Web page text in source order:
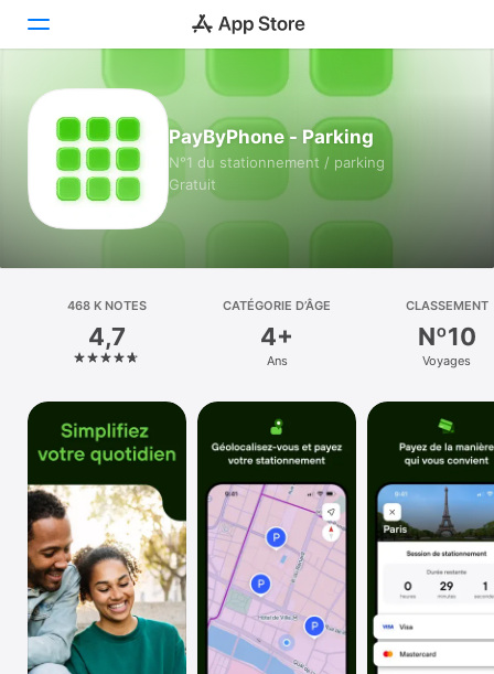
Aujourd’hui
Jeux
Apps
Plateforme
iPhone
iPad
Mac
Watch
TV
PayByPhone - Parking
N°1 du stationnement / parking
Gratuit
468 K NOTES
4,7
CATÉGORIE D’ÂGE
4+
Ans
CLASSEMENT
Nº10
Voyages